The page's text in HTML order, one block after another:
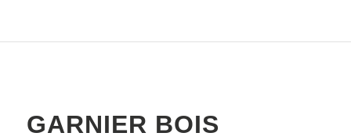
GARNIER BOIS